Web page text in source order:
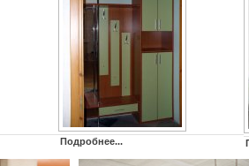
Подробнее...